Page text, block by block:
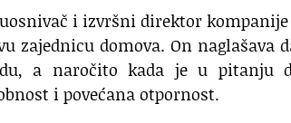
i izvršni direktor
zajednicu domova. On
a naročito kada je u pitanju
i povećana otpornost.